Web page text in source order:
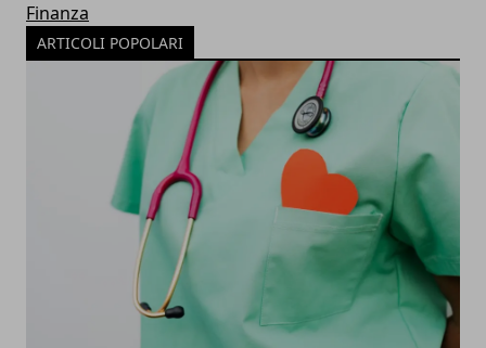
Finanza
ARTICOLI POPOLARI